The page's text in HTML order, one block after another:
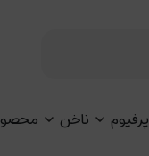
پرفیوم ناخن